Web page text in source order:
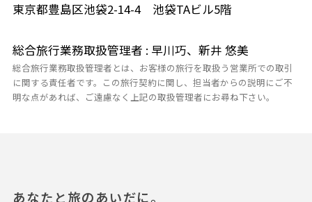
東京都豊島区池袋2-14-4 池袋TAビル5階
総合旅行業務取扱管理者 : 早川巧、新井 悠美
総合旅行業務取扱管理者とは、お客様の旅行を取扱う営業所での取引
に関する責任者です。この旅行契約に関し、担当者からの説明にご不
明な点があれば、ご遠慮なく上記の取扱管理者にお尋ね下さい。
あなたと旅のあいだに。